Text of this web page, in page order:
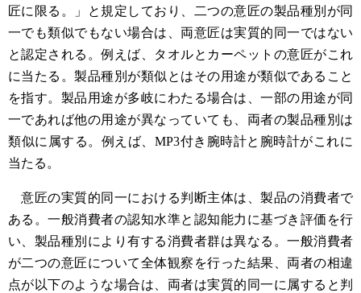
匠に限る。」と規定しており、二つの意匠の製品種別が同
一でも類似でもない場合は、両意匠は実質的同一ではない
と認定される。例えば、タオルとカーペットの意匠がこれ
に当たる。製品種別が類似とはその用途が類似であること
を指す。製品用途が多岐にわたる場合は、一部の用途が同
一であれば他の用途が異なっていても、両者の製品種別は
類似に属する。例えば、MP3付き腕時計と腕時計がこれに
当たる。
意匠の実質的同一における判断主体は、製品の消費者で
ある。一般消費者の認知水準と認知能力に基づき評価を行
い、製品種別により有する消費者群は異なる。一般消費者
が二つの意匠について全体観察を行った結果、両者の相違
点が以下のような場合は、両者は実質的同一に属すると判